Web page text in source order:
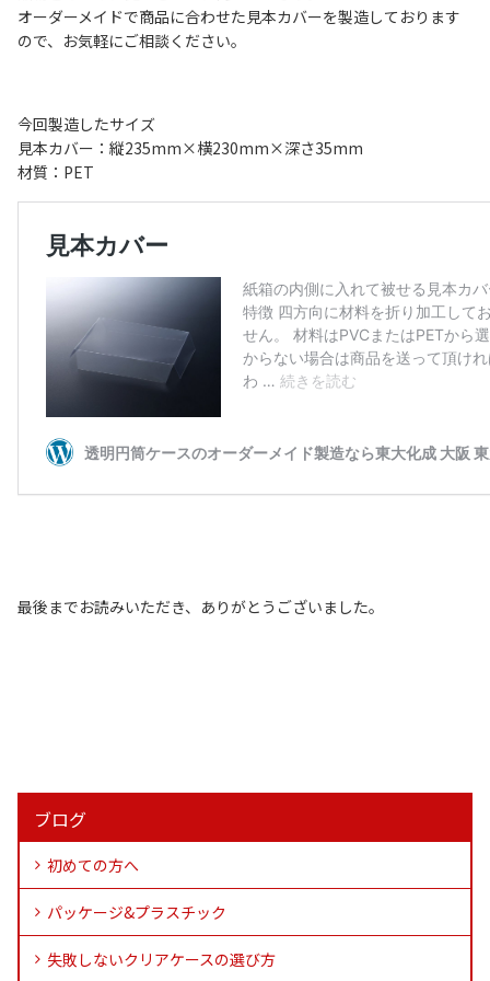
オーダーメイドで商品に合わせた見本カバーを製造しております
ので、お気軽にご相談ください。
今回製造したサイズ
見本カバー：縦235mm×横230mm×深さ35mm
材質：PET
最後までお読みいただき、ありがとうございました。
ブログ
初めての方へ
パッケージ&プラスチック
失敗しないクリアケースの選び方